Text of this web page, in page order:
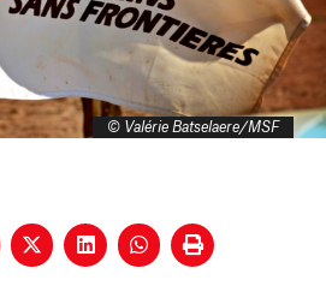
© Valérie Batselaere/MSF